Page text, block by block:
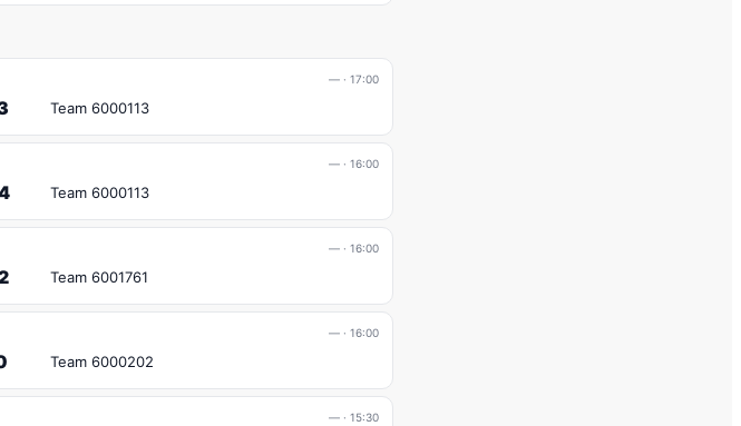
— · 17:00
Team 6000113
— · 16:00
Team 6000113
— · 16:00
Team 6001761
— · 16:00
Team 6000202
— · 15:30